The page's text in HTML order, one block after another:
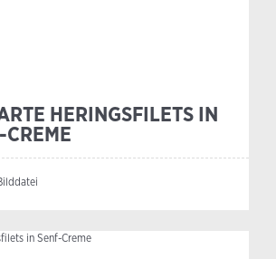
HERINGSFILETS IN
CREME